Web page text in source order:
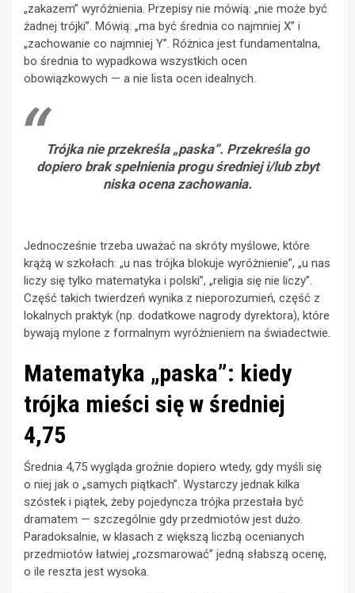
„zakazem” wyróżnienia. Przepisy nie mówią: „nie może być
żadnej trójki”. Mówią: „ma być średnia co najmniej X” i
„zachowanie co najmniej Y”. Różnica jest fundamentalna,
bo średnia to wypadkowa wszystkich ocen
obowiązkowych — a nie lista ocen idealnych.
Trójka nie przekreśla „paska”. Przekreśla go
dopiero brak spełnienia progu średniej i/lub zbyt
niska ocena zachowania.
Jednocześnie trzeba uważać na skróty myślowe, które
krążą w szkołach: „u nas trójka blokuje wyróżnienie”, „u nas
liczy się tylko matematyka i polski”, „religia się nie liczy”.
Część takich twierdzeń wynika z nieporozumień, część z
lokalnych praktyk (np. dodatkowe nagrody dyrektora), które
bywają mylone z formalnym wyróżnieniem na świadectwie.
Matematyka „paska”: kiedy
trójka mieści się w średniej
4,75
Średnia 4,75 wygląda groźnie dopiero wtedy, gdy myśli się
o niej jak o „samych piątkach”. Wystarczy jednak kilka
szóstek i piątek, żeby pojedyncza trójka przestała być
dramatem — szczególnie gdy przedmiotów jest dużo.
Paradoksalnie, w klasach z większą liczbą ocenianych
przedmiotów łatwiej „rozsmarować” jedną słabszą ocenę,
o ile reszta jest wysoka.